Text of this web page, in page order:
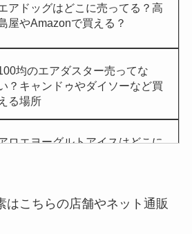
アドッグはどこに売ってる？高
屋やAmazonで買える？
均のエアダスター売ってな
？キャンドゥやダイソーなど買
える場所
ロエヨーグルトアイスはどこに
はこちらの店舗やネット通販